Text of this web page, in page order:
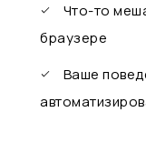
Что-то
браузере
Ваше